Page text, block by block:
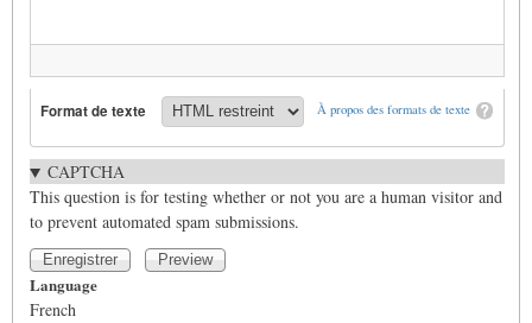
À propos des formats de texte
Format de texte
CAPTCHA
This question is for testing whether or not you are a human visitor and
to prevent automated spam submissions.
Language
French